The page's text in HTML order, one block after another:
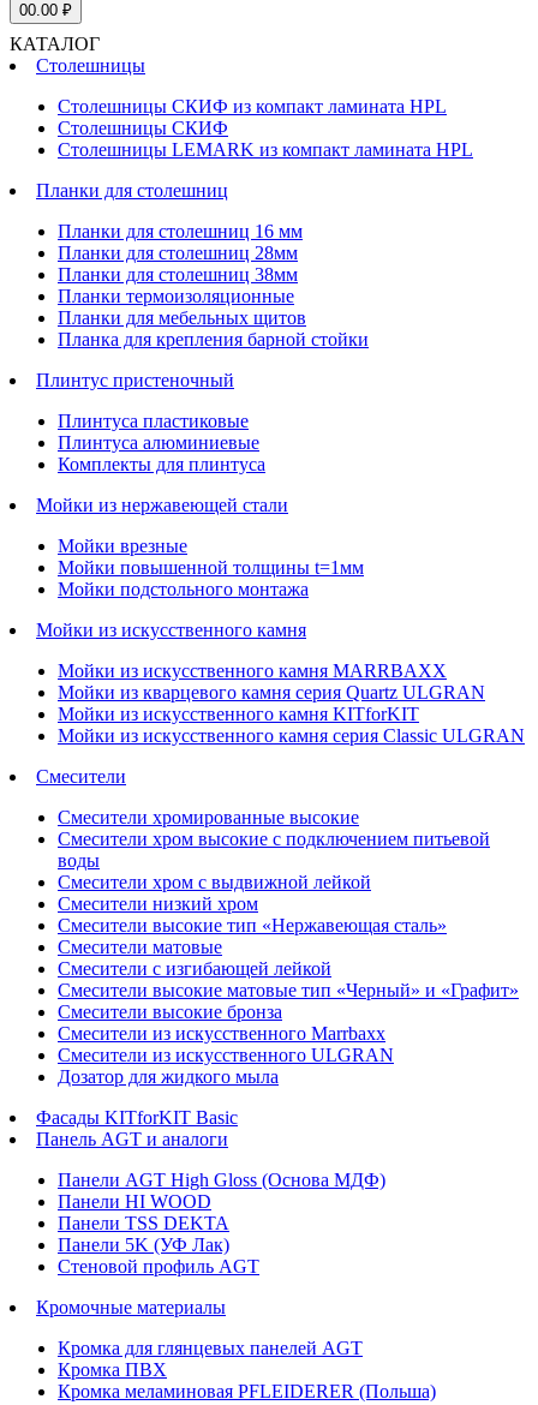
00.00 ₽
КАТАЛОГ
Столешницы
Столешницы СКИФ из компакт ламината HPL
Столешницы СКИФ
Столешницы LEMARK из компакт ламината HPL
Планки для столешниц
Планки для столешниц 16 мм
Планки для столешниц 28мм
Планки для столешниц 38мм
Планки термоизоляционные
Планки для мебельных щитов
Планка для крепления барной стойки
Плинтус пристеночный
Плинтуса пластиковые
Плинтуса алюминиевые
Комплекты для плинтуса
Мойки из нержавеющей стали
Мойки врезные
Мойки повышенной толщины t=1мм
Мойки подстольного монтажа
Мойки из искусственного камня
Мойки из искусственного камня MARRBAXX
Мойки из кварцевого камня серия Quartz ULGRAN
Мойки из искусственного камня KITforKIT
Мойки из искусственного камня серия Classic ULGRAN
Смесители
Смесители хромированные высокие
Смесители хром высокие с подключением питьевой
воды
Смесители хром с выдвижной лейкой
Смесители низкий хром
Смесители высокие тип «Нержавеющая сталь»
Смесители матовые
Смесители с изгибающей лейкой
Смесители высокие матовые тип «Черный» и «Графит»
Смесители высокие бронза
Смесители из искусственного Marrbaxx
Смесители из искусственного ULGRAN
Дозатор для жидкого мыла
Фасады KITforKIT Basic
Панель AGT и аналоги
Панели AGT High Gloss (Основа МДФ)
Панели HI WOOD
Панели TSS DEKTA
Панели 5K (УФ Лак)
Стеновой профиль AGT
Кромочные материалы
Кромка для глянцевых панелей AGT
Кромка ПВХ
Кромка меламиновая PFLEIDERER (Польша)